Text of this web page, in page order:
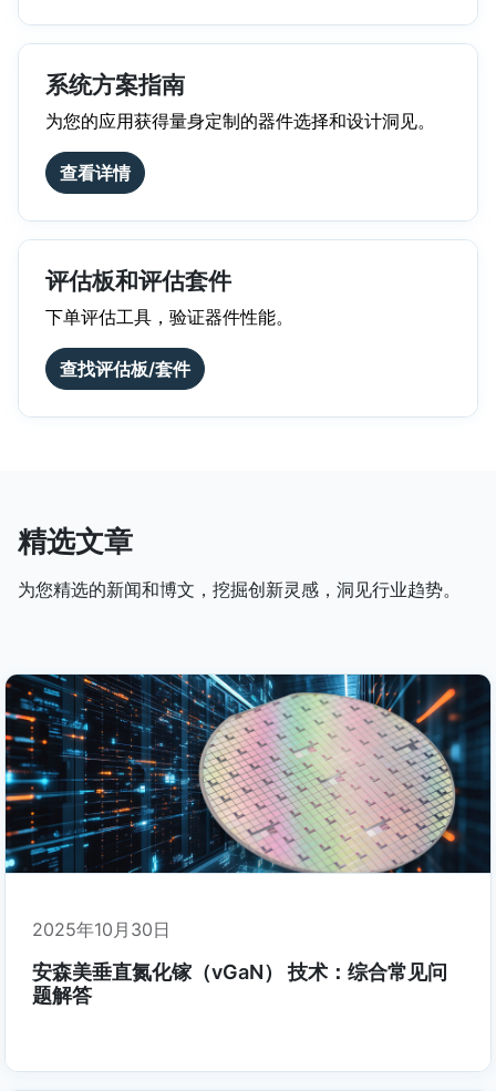
系统方案指南
为您的应用获得量身定制的器件选择和设计洞见。
查看详情
评估板和评估套件
下单评估工具，验证器件性能。
查找评估板/套件
精选文章
为您精选的新闻和博文，挖掘创新灵感，洞见行业趋势。
2025年10月30日
安森美垂直氮化镓（vGaN） 技术：综合常见问
题解答